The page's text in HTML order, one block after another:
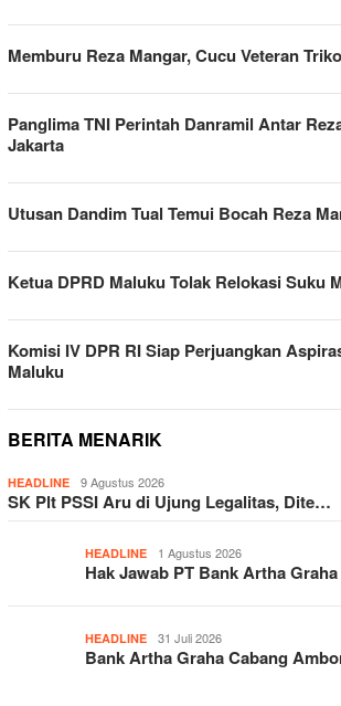
Memburu Reza Mangar, Cucu Veteran
Panglima TNI Perintah Danramil Antar
Jakarta
Utusan Dandim Tual Temui Bocah Reza
Ketua DPRD Maluku Tolak Relokasi Suku
Komisi IV DPR RI Siap Perjuangkan
Maluku
BERITA MENARIK
HEADLINE 9 Agustus 2026
SK Plt PSSI Aru di Ujung Legalitas, Dite…
HEADLINE 1 Agustus 2026
Hak Jawab PT Bank Artha
HEADLINE 31 Juli 2026
Bank Artha Graha Cabang